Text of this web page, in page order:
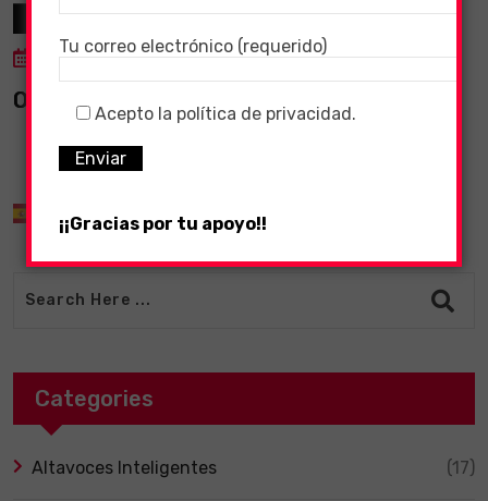
Oraciones
5 November, 2022
ORACION DEL CREDO
Spanish
Categories
Altavoces Inteligentes (17)
Tu correo electrónico (requerido)
Acepto la política de privacidad.
¡¡Gracias por tu apoyo!!